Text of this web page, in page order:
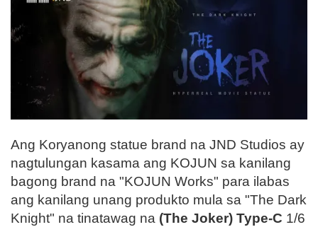
Ang Koryanong statue brand na JND Studios ay
nagtulungan kasama ang KOJUN sa kanilang
bagong brand na "KOJUN Works" para ilabas
ang kanilang unang produkto mula sa "The Dark
Knight" na tinatawag na (The Joker) Type-C 1/6